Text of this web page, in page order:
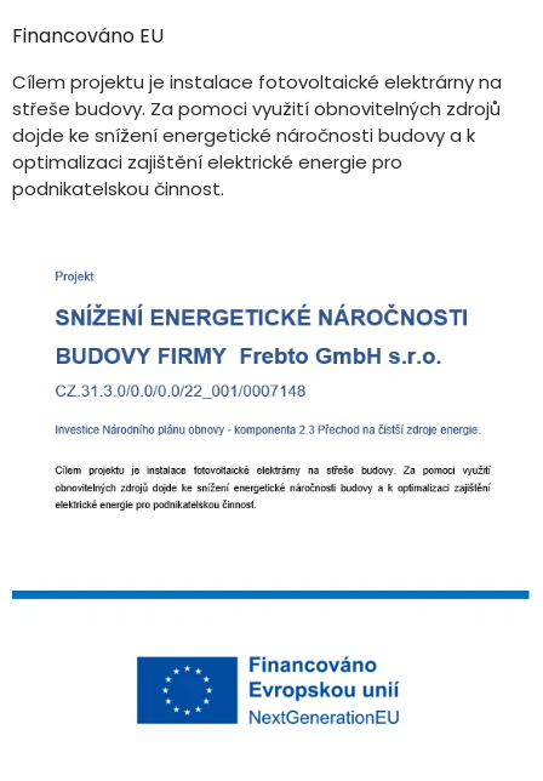
Financováno EU
Cílem projektu je instalace fotovoltaické elektrárny na
střeše budovy. Za pomoci využití obnovitelných zdrojů
dojde ke snížení energetické náročnosti budovy a k
optimalizaci zajištění elektrické energie pro
podnikatelskou činnost.